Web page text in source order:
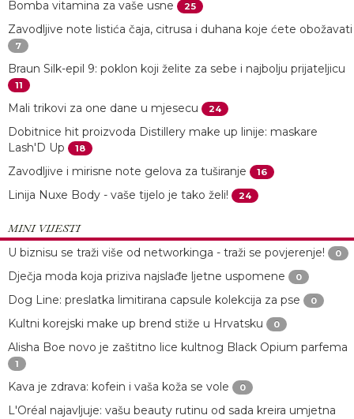
Bomba vitamina za vaše usne
25
Zavodljive note listića čaja, citrusa i duhana koje ćete obožavati
7
Braun Silk-epil 9: poklon koji želite za sebe i najbolju prijateljicu
11
Mali trikovi za one dane u mjesecu 24
Dobitnice hit proizvoda Distillery make up linije: maskare
Lash'D Up
18
Zavodljive i mirisne note gelova za tuširanje 16
Linija Nuxe Body - vaše tijelo je tako želi! 24
MINI VIJESTI
U biznisu se traži više od networkinga - traži se povjerenje!
0
Dječja moda koja priziva najslađe ljetne uspomene 0
Dog Line: preslatka limitirana capsule kolekcija za pse 0
Kultni korejski make up brend stiže u Hrvatsku 0
Alisha Boe novo je zaštitno lice kultnog Black Opium parfema
1
Kava je zdrava: kofein i vaša koža se vole 0
L'Oréal najavljuje: vašu beauty rutinu od sada kreira umjetna